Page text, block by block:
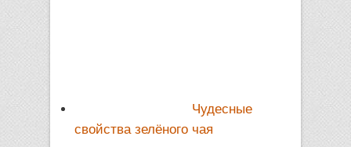
Чудесные
свойства зелёного чая